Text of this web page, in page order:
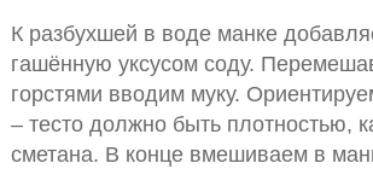
К разбухшей в воде манке
гашённую уксусом соду.
горстями вводим муку.
– тесто должно быть плотностью,
сметана. В конце вмешиваем в